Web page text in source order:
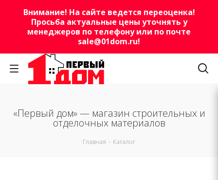
Внимание! На сайте ведется переоценка!
Просьба актуальные цены уточнять у
менеджеров по телефону или по почте
sale@01dom.ru!
«Первый дом» — магазин строительных и
отделочных материалов
Главная - Каталог